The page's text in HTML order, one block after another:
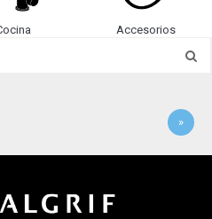
Accesorios
»